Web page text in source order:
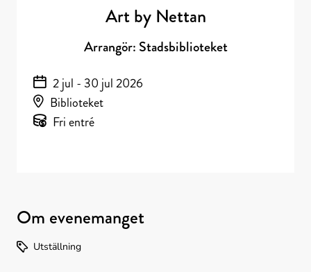
Art by Nettan
Arrangör: Stadsbiblioteket
2 jul - 30 jul 2026
Biblioteket
Fri entré
Om evenemanget
Utställning